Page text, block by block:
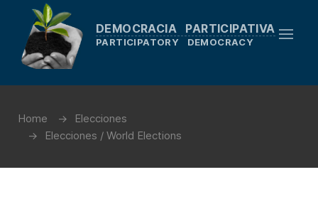
DEMOCRACIA PARTICIPATIVA
PARTICIPATORY DEMOCRACY
Home
Elecciones
Elecciones / World Elections